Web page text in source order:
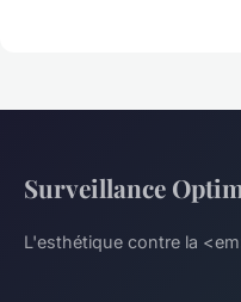
Surveillance
L'esthétique contre la